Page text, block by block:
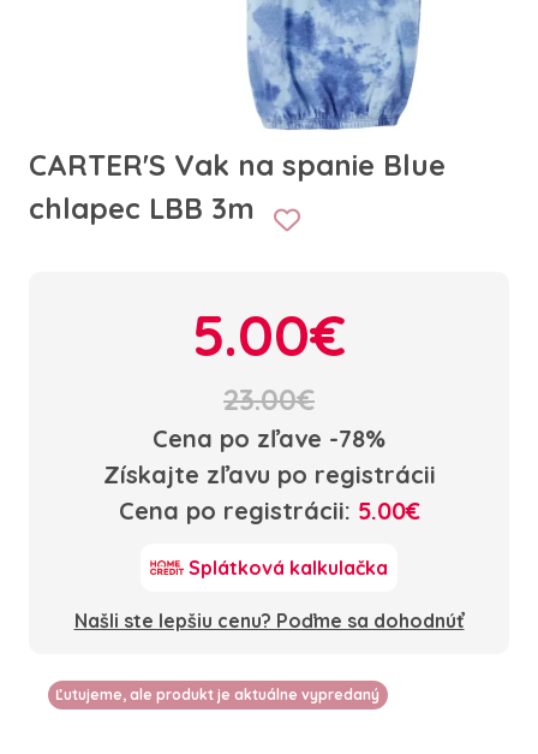
CARTER'S Vak na spanie Blue
chlapec LBB 3m
5.00€
23.00€
Cena po zľave -78%
Získajte zľavu po registrácii
Cena po registrácii: 5.00€
Splátková kalkulačka
Našli ste lepšiu cenu? Poďme sa dohodnúť
Ľutujeme, ale produkt je aktuálne vypredaný